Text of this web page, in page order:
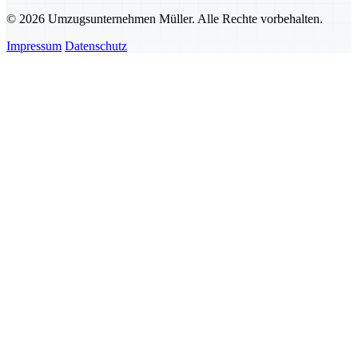
© 2026 Umzugsunternehmen Müller. Alle Rechte vorbehalten.
Impressum Datenschutz